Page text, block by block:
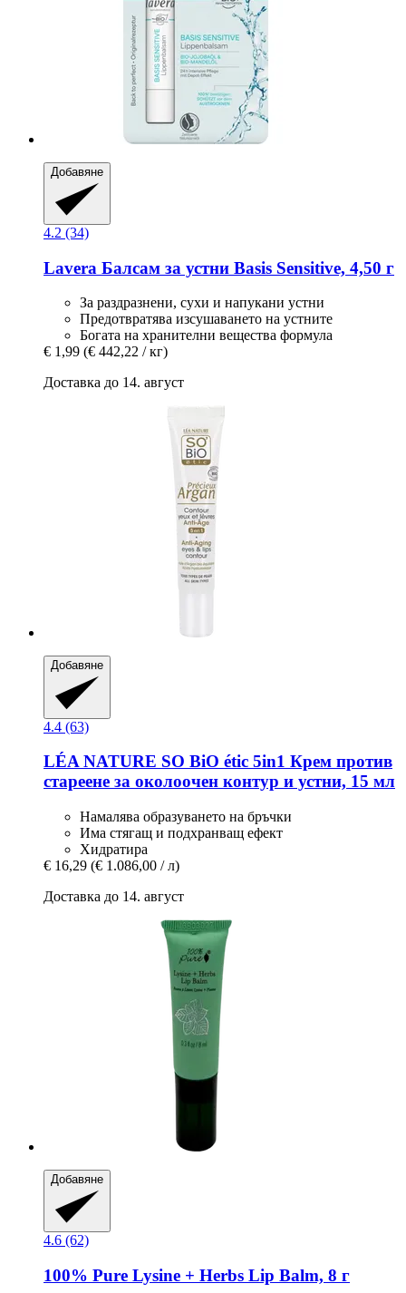
Добавяне
4.2 (34)
Lavera Балсам за устни Basis Sensitive, 4,50 г
За раздразнени, сухи и напукани устни
Предотвратява изсушаването на устните
Богата на хранителни вещества формула
€ 1,99 (€ 442,22 / кг)
Доставка до 14. август
Добавяне
4.4 (63)
LÉA NATURE SO BiO étic 5in1 Крем против
стареене за околоочен контур и устни, 15 мл
Намалява образуването на бръчки
Има стягащ и подхранващ ефект
Хидратира
€ 16,29 (€ 1.086,00 / л)
Доставка до 14. август
Добавяне
4.6 (62)
100% Pure Lysine + Herbs Lip Balm, 8 г